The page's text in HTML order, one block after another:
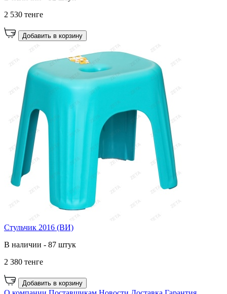
2 530 тенге
Добавить в корзину
Стульчик 2016 (ВИ)
В наличии - 87 штук
2 380 тенге
Добавить в корзину